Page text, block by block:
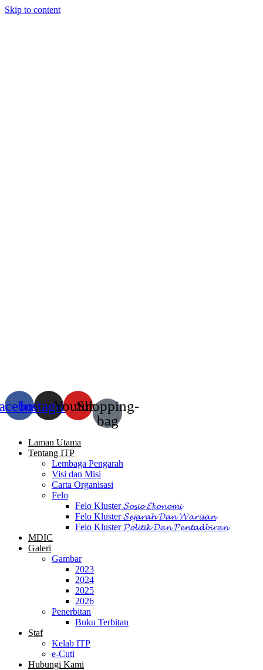
Skip to content
InstagramYoutube
Shopping-
bag
Laman Utama
Tentang ITP
Lembaga Pengarah
Visi dan Misi
Carta Organisasi
Felo
Felo Kluster 𝓢𝓸𝓼𝓲𝓸 𝓔𝓴𝓸𝓷𝓸𝓶𝓲
Felo Kluster 𝓢𝓮𝓳𝓪𝓻𝓪𝓱 𝓓𝓪𝓷 𝓦𝓪𝓻𝓲𝓼𝓪𝓷
Felo Kluster 𝓟𝓸𝓵𝓲𝓽𝓲𝓴 𝓓𝓪𝓷 𝓟𝓮𝓷𝓽𝓪𝓭𝓫𝓲𝓻𝓪𝓷
MDIC
Galeri
Gambar
2023
2024
2025
2026
Penerbitan
Buku Terbitan
Staf
Kelab ITP
e-Cuti
Hubungi Kami